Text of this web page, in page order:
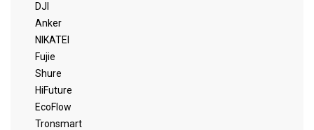
DJI
Anker
NIKATEI
Fujie
Shure
HiFuture
EcoFlow
Tronsmart